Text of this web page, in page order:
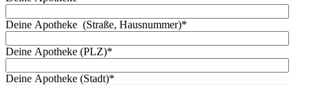
Deine Apotheke (Straße, Hausnummer)*
Deine Apotheke (PLZ)*
Deine Apotheke (Stadt)*